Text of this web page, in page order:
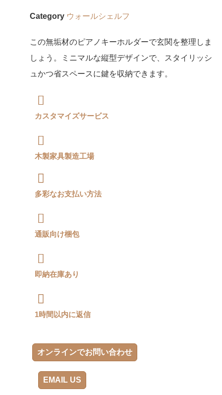
Category ウォールシェルフ
この無垢材のピアノキーホルダーで玄関を整理しま
しょう。ミニマルな縦型デザインで、スタイリッシ
ュかつ省スペースに鍵を収納できます。
カスタマイズサービス
木製家具製造工場
多彩なお支払い方法
通販向け梱包
即納在庫あり
1時間以内に返信
オンラインでお問い合わせ
EMAIL US